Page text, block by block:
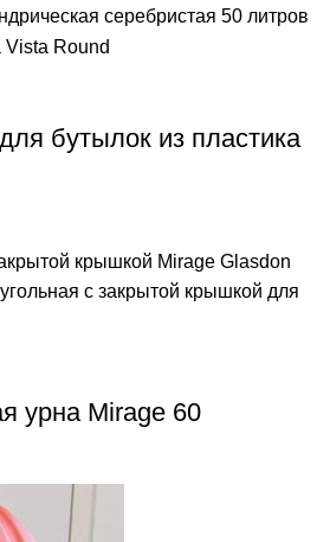
бутылок из пластика
урна Mirage 60